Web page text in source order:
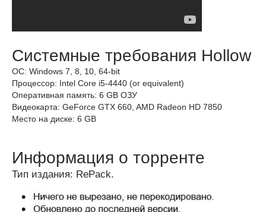
Системные требования Hollow
ОС: Windows 7, 8, 10, 64-bit
Процессор: Intel Core i5-4440 (or equivalent)
Оперативная память: 6 GB ОЗУ
Видеокарта: GeForce GTX 660, AMD Radeon HD 7850
Место на диске: 6 GB
Информация о торренте
Тип издания: RePack.